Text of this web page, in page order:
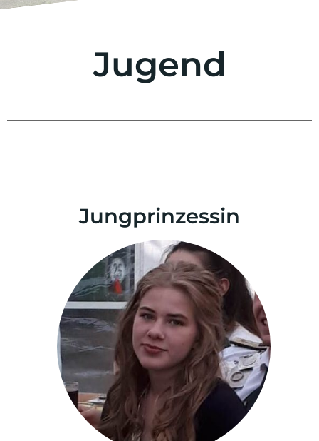
Jugend
Jungprinzessin